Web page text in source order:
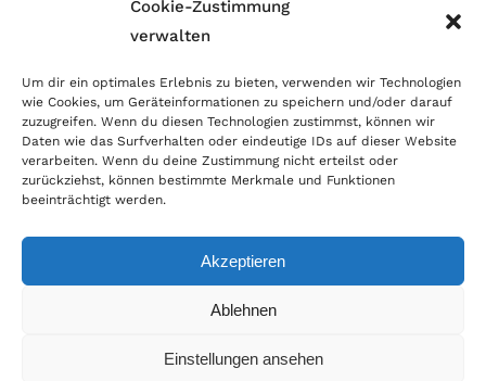
Cookie-Zustimmung
verwalten
Um dir ein optimales Erlebnis zu bieten, verwenden wir Technologien
wie Cookies, um Geräteinformationen zu speichern und/oder darauf
zuzugreifen. Wenn du diesen Technologien zustimmst, können wir
Daten wie das Surfverhalten oder eindeutige IDs auf dieser Website
verarbeiten. Wenn du deine Zustimmung nicht erteilst oder
zurückziehst, können bestimmte Merkmale und Funktionen
beeinträchtigt werden.
Akzeptieren
Ablehnen
Einstellungen ansehen
Wir sind Mitglied im Händlerbund!
erfolgreichen E-Commerce ein. Auch wir sind wie
viele Onlineshops im Netz Mitglied im Händlerbund
und unterstützen fairen Onlinehandel.
© Copyright 2026 | World of Coins |Impressum|Datenschutz|Cookie
|Zahlung & Versand